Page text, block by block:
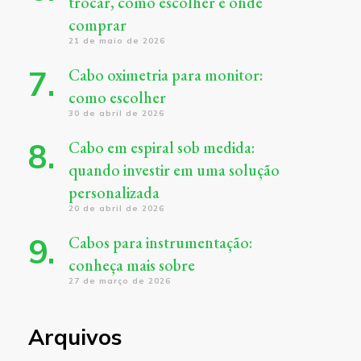
comprar
21 de maio de 2026
Cabo oximetria para monitor:
como escolher
30 de abril de 2026
Cabo em espiral sob medida:
quando investir em uma solução
personalizada
20 de abril de 2026
Cabos para instrumentação:
conheça mais sobre
27 de março de 2026
Arquivos